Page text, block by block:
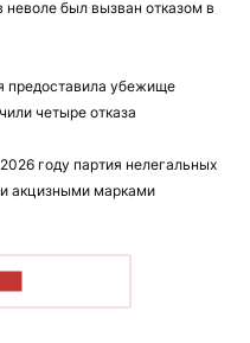
неволе был вызван отказом в
предоставила убежище
четыре отказа
году партия нелегальных
акцизными марками